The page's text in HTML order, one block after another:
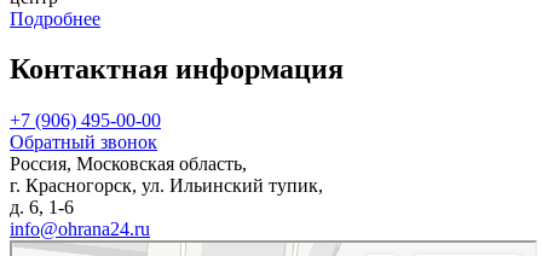
Подробнее
Контактная информация
+7 (906) 495-00-00
Обратный звонок
Россия, Московская область,
г. Красногорск, ул. Ильинский тупик,
д. 6, 1-6
info@ohrana24.ru